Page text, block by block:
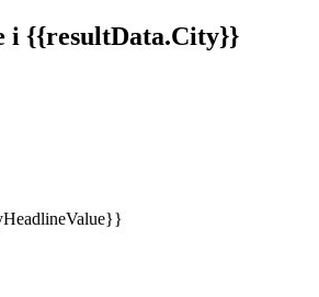
i {{resultData.City}}